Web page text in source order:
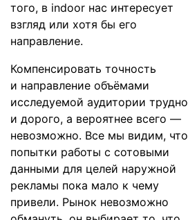
того, в indoor нас интересует
взгляд или хотя бы его
направление.
Компенсировать точность
и направление объёмами
исследуемой аудитории трудно
и дорого, а вероятнее всего —
невозможно. Все мы видим, что
попытки работы с сотовыми
данными для целей наружной
рекламы пока мало к чему
привели. Рынок невозможно